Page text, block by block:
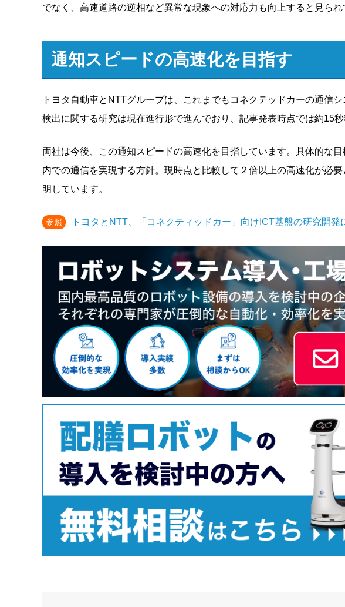
でなく、高速道路の逆相など異常な現象への対応力も向上すると見られ
通知スピードの高速化を目指す
トヨタ自動車とNTTグループは、これまでもコネクテッドカーの通信
検出に関する研究は現在進行形で進んでおり、記事発表時点では約15
両社は今後、この通知スピードの高速化を目指しています。具体的な
内での通信を実現する方針。現時点と比較して２倍以上の高速化が必
明しています。
参照 トヨタとNTT、「コネクティッドカー」向けICT基盤の研究開